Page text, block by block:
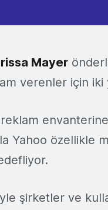
Mayer
verenler için
Yahoo özellikle
şirketler ve